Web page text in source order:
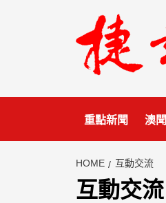
重點新聞 澳聞
HOME 互動交流
互動交流